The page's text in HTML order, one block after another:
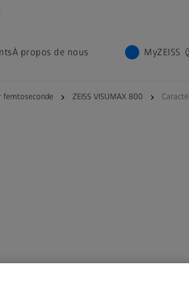
À propos de nous MyZEISS
femtoseconde ZEISS VISUMAX 800